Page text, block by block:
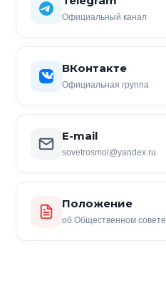
Официальный канал
ВКонтакте
Официальная группа
E-mail
sovetrosmol@yandex.ru
Положение
об Общественном совете